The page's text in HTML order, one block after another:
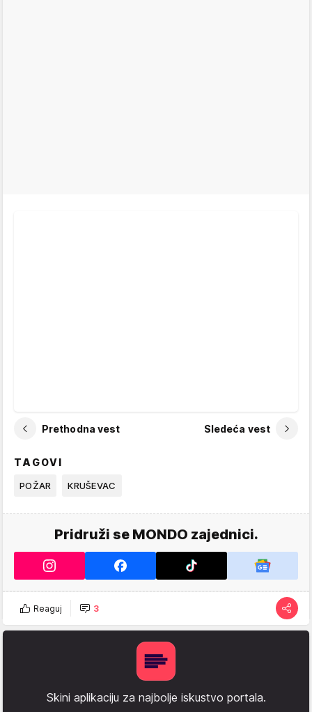
Prethodna vest Sledeća vest
TAGOVI
POŽAR KRUŠEVAC
Pridruži se MONDO zajednici.
Reaguj 3
Skini aplikaciju za najbolje iskustvo portala.